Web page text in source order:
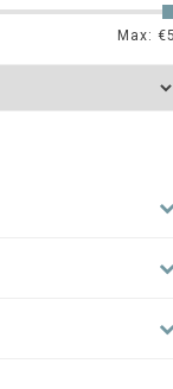
Max: €5